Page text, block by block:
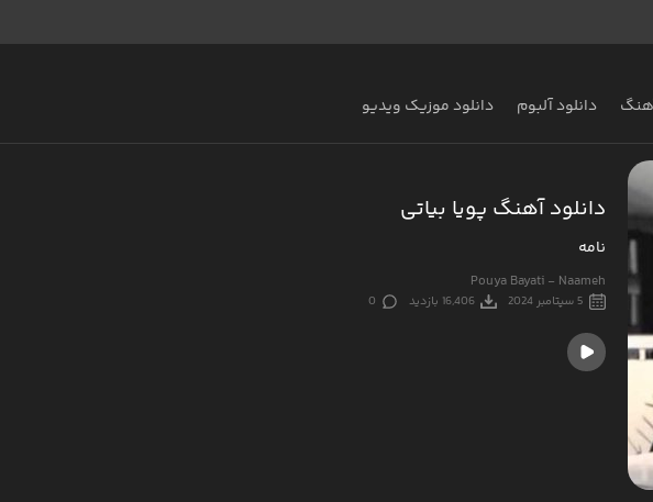
دانلود آلبوم دانلود موزیک ویدیو
دانلود آهنگ پویا بیاتی
نامه
Pouya Bayati - Naameh
5 سپتامبر 2024 16,406 بازدید 0